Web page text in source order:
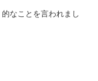
的なことを言われまし